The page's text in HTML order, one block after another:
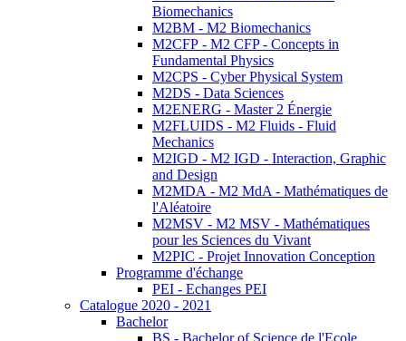
Biomechanics
M2BM - M2 Biomechanics
M2CFP - M2 CFP - Concepts in
Fundamental Physics
M2CPS - Cyber Physical System
M2DS - Data Sciences
M2ENERG - Master 2 Énergie
M2FLUIDS - M2 Fluids - Fluid
Mechanics
M2IGD - M2 IGD - Interaction, Graphic
and Design
M2MDA - M2 MdA - Mathématiques de
l'Aléatoire
M2MSV - M2 MSV - Mathématiques
pour les Sciences du Vivant
M2PIC - Projet Innovation Conception
Programme d'échange
PEI - Echanges PEI
Catalogue 2020 - 2021
Bachelor
BS - Bachelor of Science de l'Ecole